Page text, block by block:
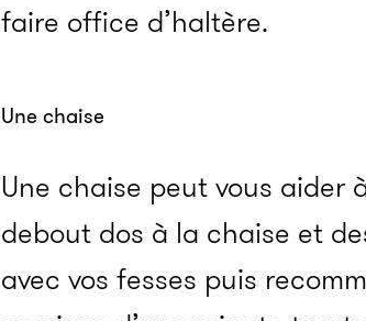
faire office d’haltère.
Une chaise
Une chaise peut vous aider
debout dos à la chaise et
avec vos fesses puis